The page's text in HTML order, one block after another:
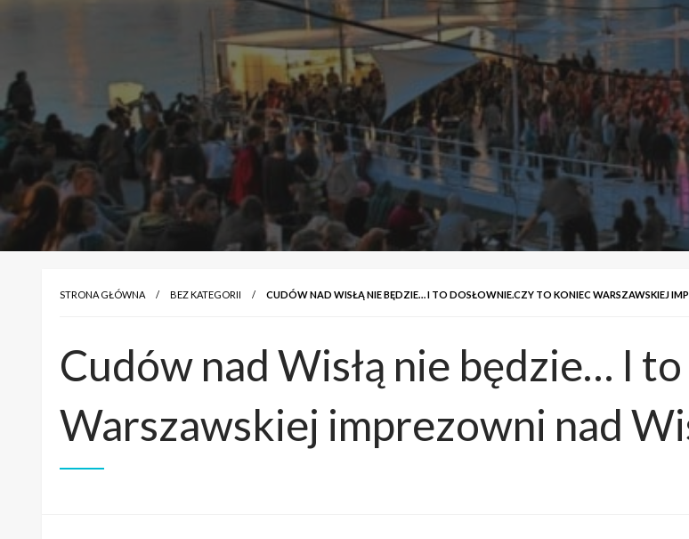
STRONA GŁÓWNA BEZ KATEGORII CUDÓW NAD WISŁĄ NIE BĘDZIE… I TO DOSŁOWNIE.CZY TO KONIEC WARSZAWSKIEJ
Cudów nad Wisłą nie będzie… I
Warszawskiej imprezowni nad